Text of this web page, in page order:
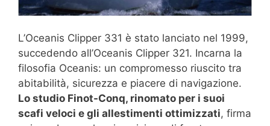
L’Oceanis Clipper 331 è stato lanciato nel 1999,
succedendo all’Oceanis Clipper 321. Incarna la
filosofia Oceanis: un compromesso riuscito tra
abitabilità, sicurezza e piacere di navigazione.
Lo studio Finot-Conq, rinomato per i suoi
scafi veloci e gli allestimenti ottimizzati, firma